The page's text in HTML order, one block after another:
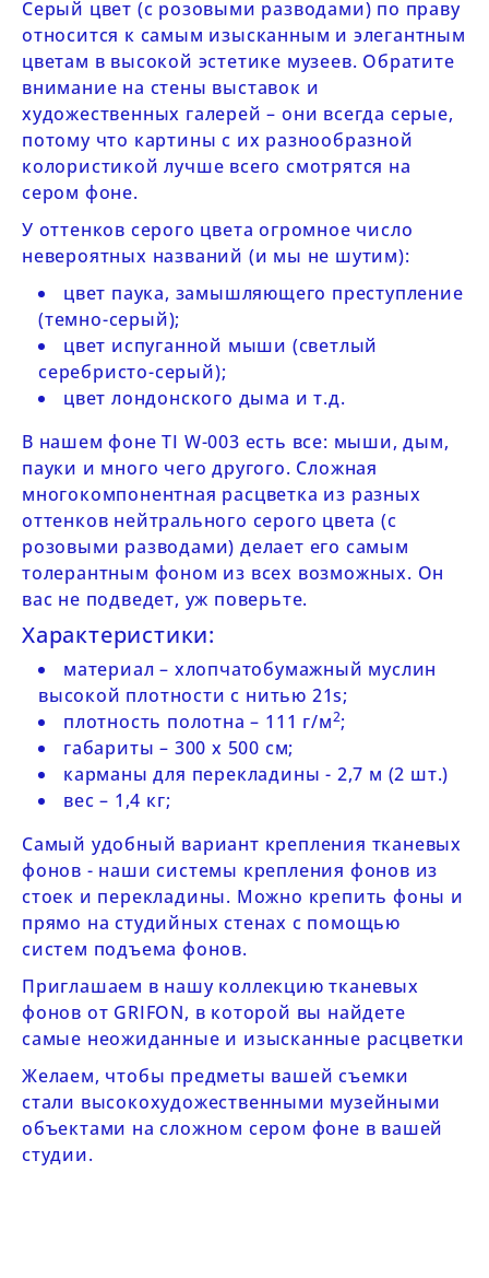
Серый цвет (с розовыми разводами) по праву
относится к самым изысканным и элегантным
цветам в высокой эстетике музеев. Обратите
внимание на стены выставок и
художественных галерей – они всегда серые,
потому что картины с их разнообразной
колористикой лучше всего смотрятся на
сером фоне.
У оттенков серого цвета огромное число
невероятных названий (и мы не шутим):
цвет паука, замышляющего преступление
(темно-серый);
цвет испуганной мыши (светлый
серебристо-серый);
цвет лондонского дыма и т.д.
В нашем фонеTI W-003 есть все: мыши, дым,
пауки и много чего другого. Сложная
многокомпонентная расцветка из разных
оттенков нейтрального серого цвета (с
розовыми разводами) делает его самым
толерантным фоном из всех возможных. Он
вас не подведет, уж поверьте.
Характеристики:
материал – хлопчатобумажный муслин
высокой плотности с нитью 21s;
плотность полотна – 111 г/м2;
габариты – 300 х 500 cм;
карманы для перекладины - 2,7 м (2 шт.)
вес – 1,4 кг;
Самый удобный вариант крепления тканевых
фонов - нашисистемы крепления фонов из
стоек и перекладины. Можно крепить фоны и
прямо на студийных стенах с помощью
систем подъема фонов.
Приглашаем в нашу коллекциютканевых
фонов от GRIFON, в которой вы найдете
самые неожиданные и изысканные расцветки
Желаем, чтобы предметы вашей съемки
стали высокохудожественными музейными
объектами на сложном сером фоне в вашей
студии.